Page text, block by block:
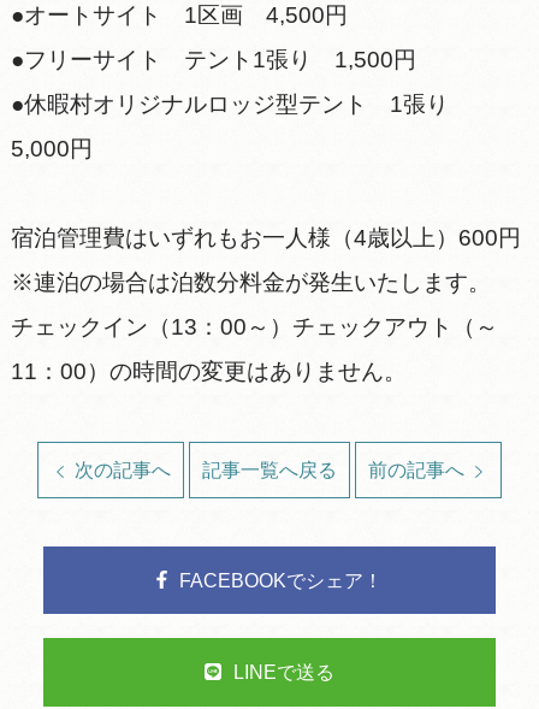
●オートサイト 1区画 4,500円
●フリーサイト テント1張り 1,500円
●休暇村オリジナルロッジ型テント 1張り
5,000円
宿泊管理費はいずれもお一人様（4歳以上）600円
※連泊の場合は泊数分料金が発生いたします。
チェックイン（13：00～）チェックアウト（～
11：00）の時間の変更はありません。
次の記事へ 記事一覧へ戻る 前の記事へ
FACEBOOKでシェア！
LINEで送る